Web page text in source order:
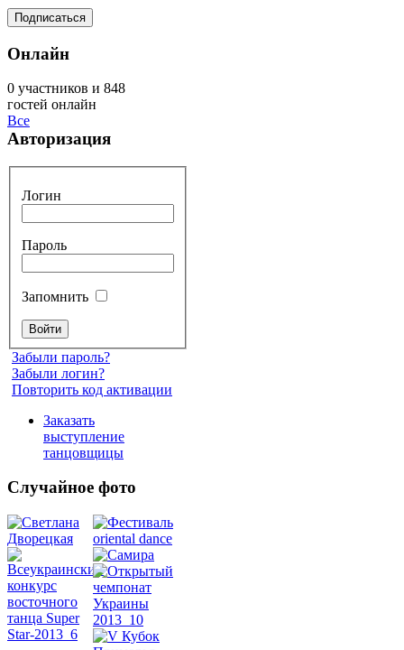
Онлайн
0 участников и 848
гостей онлайн
Все
Авторизация
Логин
Пароль
Запомнить
Забыли пароль?
Забыли логин?
Повторить код активации
Заказать
выступление
танцовщицы
Случайное фото